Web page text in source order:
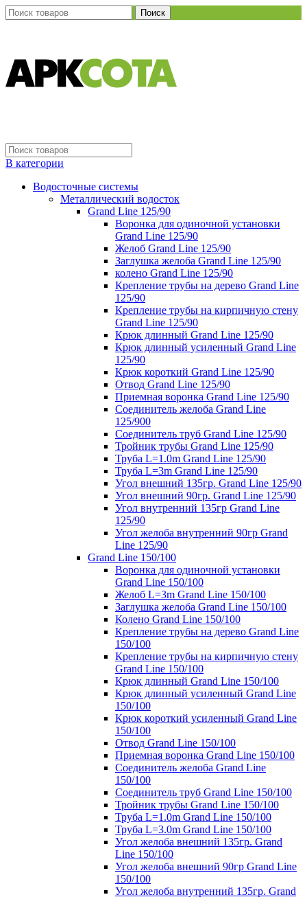
Поиск
В категории
Водосточные системы
Металлический водосток
Grand Line 125/90
Воронка для одиночной установки
Grand Line 125/90
Желоб Grand Line 125/90
Заглушка желоба Grand Line 125/90
колено Grand Line 125/90
Крепление трубы на дерево Grand Line
125/90
Крепление трубы на кирпичную стену
Grand Line 125/90
Крюк длинный Grand Line 125/90
Крюк длинный усиленный Grand Line
125/90
Крюк короткий Grand Line 125/90
Отвод Grand Line 125/90
Приемная воронка Grand Line 125/90
Соединитель желоба Grand Line
125/900
Соединитель труб Grand Line 125/90
Тройник трубы Grand Line 125/90
Труба L=1.0m Grand Line 125/90
Труба L=3m Grand Line 125/90
Угол внешний 135гр. Grand Line 125/90
Угол внешний 90гр. Grand Line 125/90
Угол внутренний 135гр Grand Line
125/90
Угол желоба внутренний 90гр Grand
Line 125/90
Grand Line 150/100
Воронка для одиночной установки
Grand Line 150/100
Желоб L=3m Grand Line 150/100
Заглушка желоба Grand Line 150/100
Колено Grand Line 150/100
Крепление трубы на дерево Grand Line
150/100
Крепление трубы на кирпичную стену
Grand Line 150/100
Крюк длинный Grand Line 150/100
Крюк длинный усиленный Grand Line
150/100
Крюк короткий усиленный Grand Line
150/100
Отвод Grand Line 150/100
Приемная воронка Grand Line 150/100
Соединитель желоба Grand Line
150/100
Соединитель труб Grand Line 150/100
Тройник трубы Grand Line 150/100
Труба L=1.0m Grand Line 150/100
Труба L=3.0m Grand Line 150/100
Угол желоба внешний 135гр. Grand
Line 150/100
Угол желоба внешний 90гр Grand Line
150/100
Угол желоба внутренний 135гр. Grand